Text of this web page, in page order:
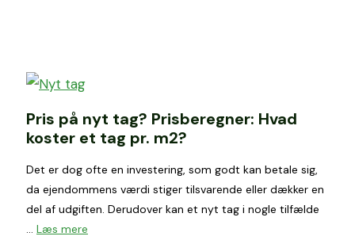
Pris på nyt tag? Prisberegner: Hvad
koster et tag pr. m2?
Det er dog ofte en investering, som godt kan betale sig,
da ejendommens værdi stiger tilsvarende eller dækker en
del af udgiften. Derudover kan et nyt tag i nogle tilfælde
… Læs mere